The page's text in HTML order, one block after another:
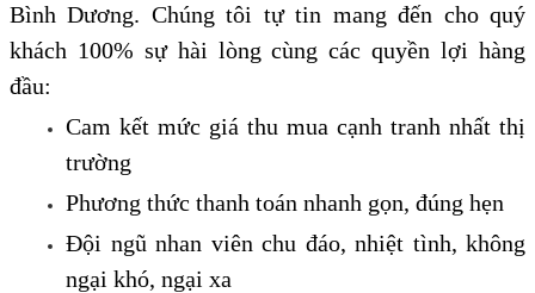
Bình Dương. Chúng tôi tự tin mang đến cho quý
khách 100% sự hài lòng cùng các quyền lợi hàng
đầu:
Cam kết mức giá thu mua cạnh tranh nhất thị
trường
Phương thức thanh toán nhanh gọn, đúng hẹn
Đội ngũ nhan viên chu đáo, nhiệt tình, không
ngại khó, ngại xa